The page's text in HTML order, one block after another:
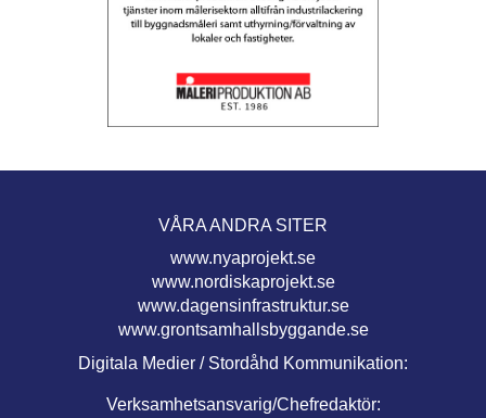
VÅRA ANDRA SITER
www.nyaprojekt.se
www.nordiskaprojekt.se
www.dagensinfrastruktur.se
www.grontsamhallsbyggande.se
Digitala Medier / Stordåhd Kommunikation:
Verksamhetsansvarig/Chefredaktör: